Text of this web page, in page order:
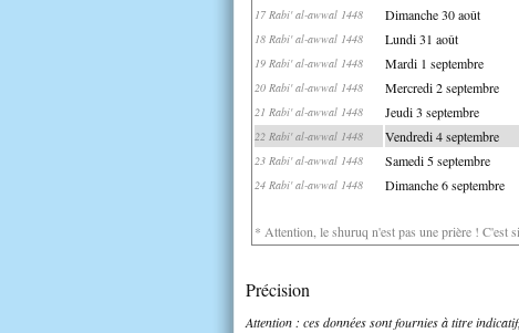
17 Rabi' al-awwal 1448 Dimanche 30 août
18 Rabi' al-awwal 1448 Lundi 31 août
19 Rabi' al-awwal 1448 Mardi 1 septembre
20 Rabi' al-awwal 1448 Mercredi 2 septembre
21 Rabi' al-awwal 1448 Jeudi 3 septembre
22 Rabi' al-awwal 1448 Vendredi 4 septembre
23 Rabi' al-awwal 1448 Samedi 5 septembre
24 Rabi' al-awwal 1448 Dimanche 6 septembre
* Attention, le shuruq n'est pas une prière ! C'est
Précision
Attention : ces données sont fournies à titre